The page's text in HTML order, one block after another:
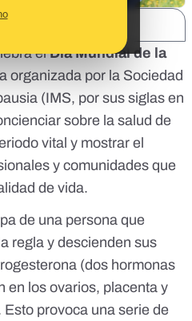
elDía Mundial de la
organizada por la Sociedad
(IMS, por sus siglas en
sobre la salud de
vital y mostrar el
y comunidades que
de vida.
de una persona que
regla y descienden sus
(dos hormonas
en los ovarios, placenta y
provoca una serie de